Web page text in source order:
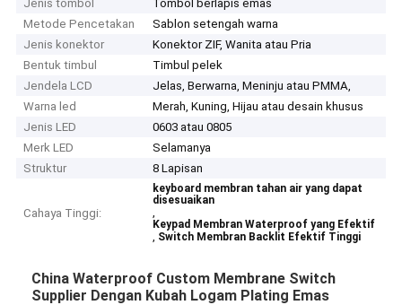
Jenis tombol
Tombol berlapis emas
Metode Pencetakan
Sablon setengah warna
Jenis konektor
Konektor ZIF, Wanita atau Pria
Bentuk timbul
Timbul pelek
Jendela LCD
Jelas, Berwarna, Meninju atau PMMA,
Warna led
Merah, Kuning, Hijau atau desain khusus
Jenis LED
0603 atau 0805
Merk LED
Selamanya
Struktur
8 Lapisan
Cahaya Tinggi:
keyboard membran tahan air yang dapat
disesuaikan
,
Keypad Membran Waterproof yang Efektif
, Switch Membran Backlit Efektif Tinggi
China Waterproof Custom Membrane Switch
Supplier Dengan Kubah Logam Plating Emas